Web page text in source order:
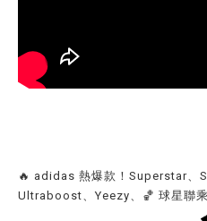
🔥 adidas 熱爆款！Superstar、
Ultraboost、Yeezy、🏀 球星聯